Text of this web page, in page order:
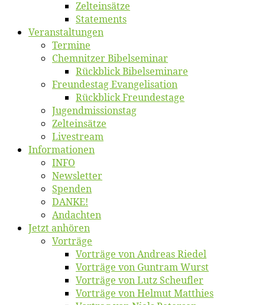
Zelt­ein­sät­ze
State­ments
Ver­an­stal­tun­gen
Ter­mi­ne
Chemnit­zer Bibelseminar
Rück­blick Bibelseminare
Freun­des­tag Evangelisation
Rück­blick Freundestage
Jugend­mis­sions­tag
Zelt­ein­sät­ze
Live­stream
Informatio­nen
INFO
News­let­ter
Spen­den
DANKE!
An­dach­ten
Jetzt an­hö­ren
Vor­trä­ge
Vor­trä­ge von An­dre­as Riedel
Vor­trä­ge von Gun­tram Wurst
Vor­trä­ge von Lutz Scheufler
Vor­trä­ge von Hel­mut Matthies